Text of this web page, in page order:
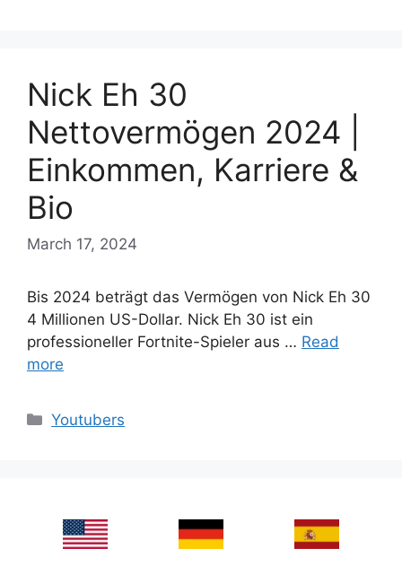
Nick Eh 30
Nettovermögen 2024 |
Einkommen, Karriere &
Bio
March 17, 2024
Bis 2024 beträgt das Vermögen von Nick Eh 30
4 Millionen US-Dollar. Nick Eh 30 ist ein
professioneller Fortnite-Spieler aus … Read
more
Categories
Youtubers